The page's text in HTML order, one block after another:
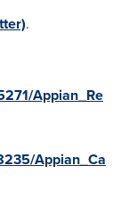
.
Appian_Re
Appian_Ca